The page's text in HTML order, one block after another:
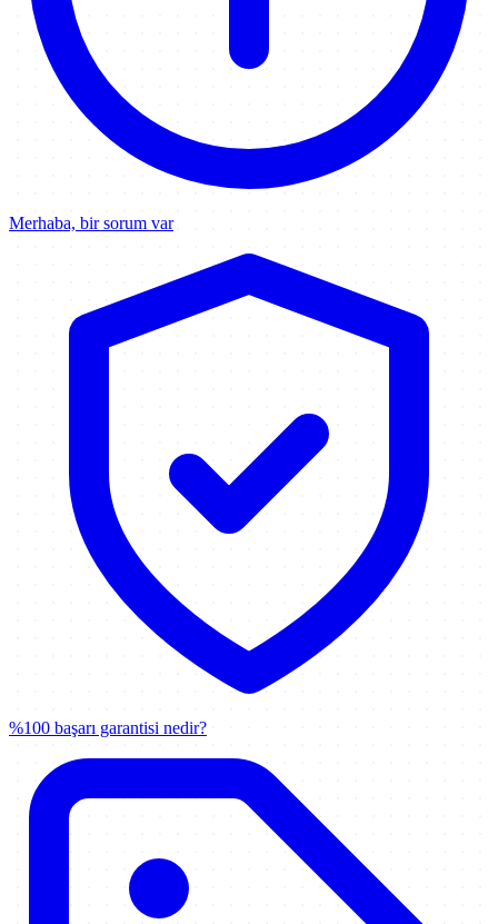
Merhaba, bir sorum var
%100 başarı garantisi nedir?